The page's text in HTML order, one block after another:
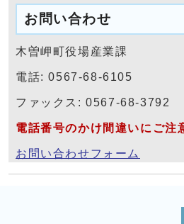
お問い合わせ
木曽岬町役場産業課
電話: 0567-68-6105
ファックス: 0567-68-3792
電話番号のかけ間違いにご注
お問い合わせフォーム